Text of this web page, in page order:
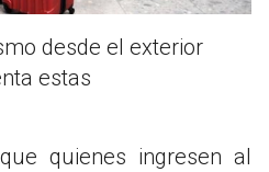
desde el exterior
estas
quienes ingresen al